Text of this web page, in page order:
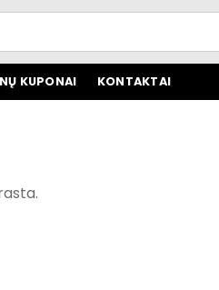
KUPONAI KONTAKTAI